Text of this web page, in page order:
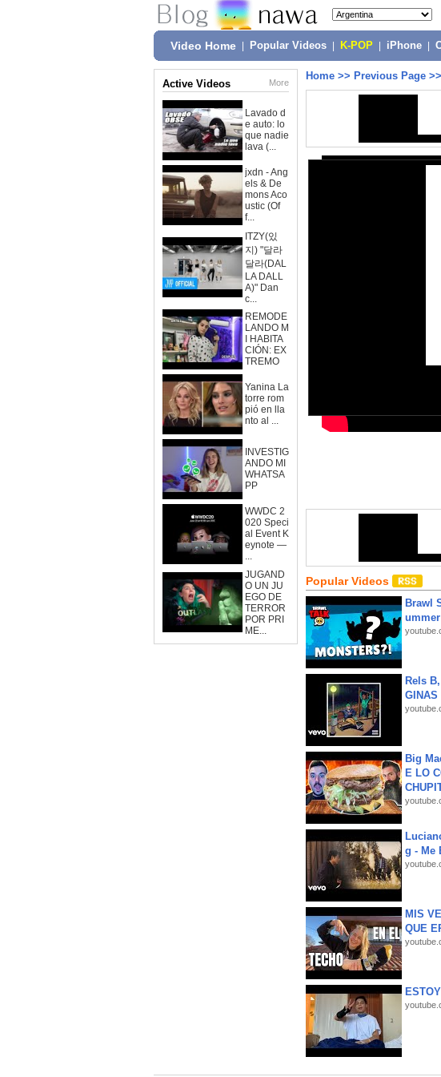
Video Home Popular Videos K-POP iPhone
Active Videos More
Lavado d
e auto: lo
que nadie
lava (...
jxdn - Ang
els & De
mons Aco
ustic (Of
f...
ITZY(있
지) "달라
달라(DAL
LA DALL
A)" Dan
c...
REMODE
LANDO M
I HABITA
CIÓN: EX
TREMO
Yanina La
torre rom
pió en lla
nto al ...
INVESTIG
ANDO MI
WHATSA
PP
WWDC 2
020 Speci
al Event K
eynote —
...
JUGAND
O UN JU
EGO DE
TERROR
POR PRI
ME...
Home >> Previous Page >>
Popular Videos
Brawl
Rels
GINAS
Big
E LO
g - Me
MIS
QUE